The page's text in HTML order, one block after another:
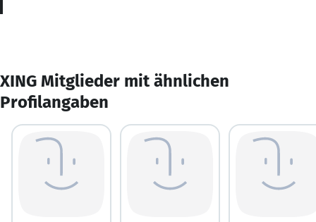
XING Mitglieder mit ähnlichen
Profilangaben